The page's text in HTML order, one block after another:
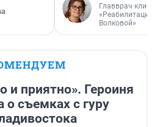
Главврач
«Реабилитация
Волковой»
и приятно». Героиня
съемках с гуру